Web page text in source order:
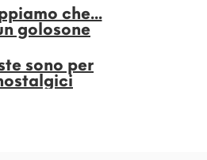
che...
golosone
sono per